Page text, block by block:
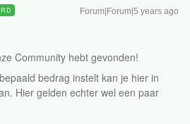
Forum|Forum|5 years ago
Community hebt gevonden!
bedrag instelt kan je hier in
Hier gelden echter wel een paar